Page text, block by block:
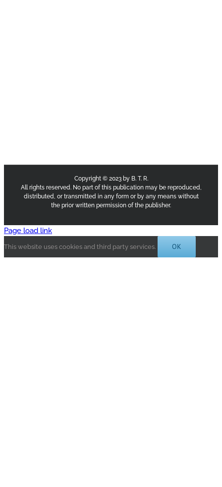
Copyright © 2023 by B. T. R.
All rights reserved. No part of this publication may be reproduced,
distributed, or transmitted in any form or by any means without
the prior written permission of the publisher.
Page load link
This website uses cookies and third party services. OK